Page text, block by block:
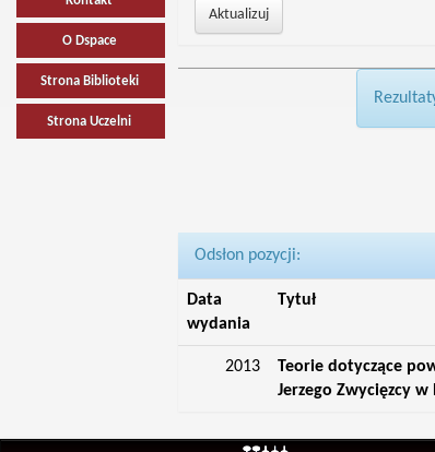
O Dspace
Strona Biblioteki
Strona Uczelni
Odsłon pozycji:
Data
wydania
Tytuł
2013
Teorie dotyczące
Jerzego Zwycięzcy w